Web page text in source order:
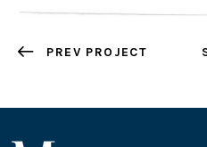
PREV PROJECT